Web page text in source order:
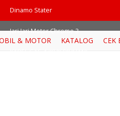
Dinamo Stater
Jari Jari Motor Chrome 3
& MOTOR KATALOG CEK